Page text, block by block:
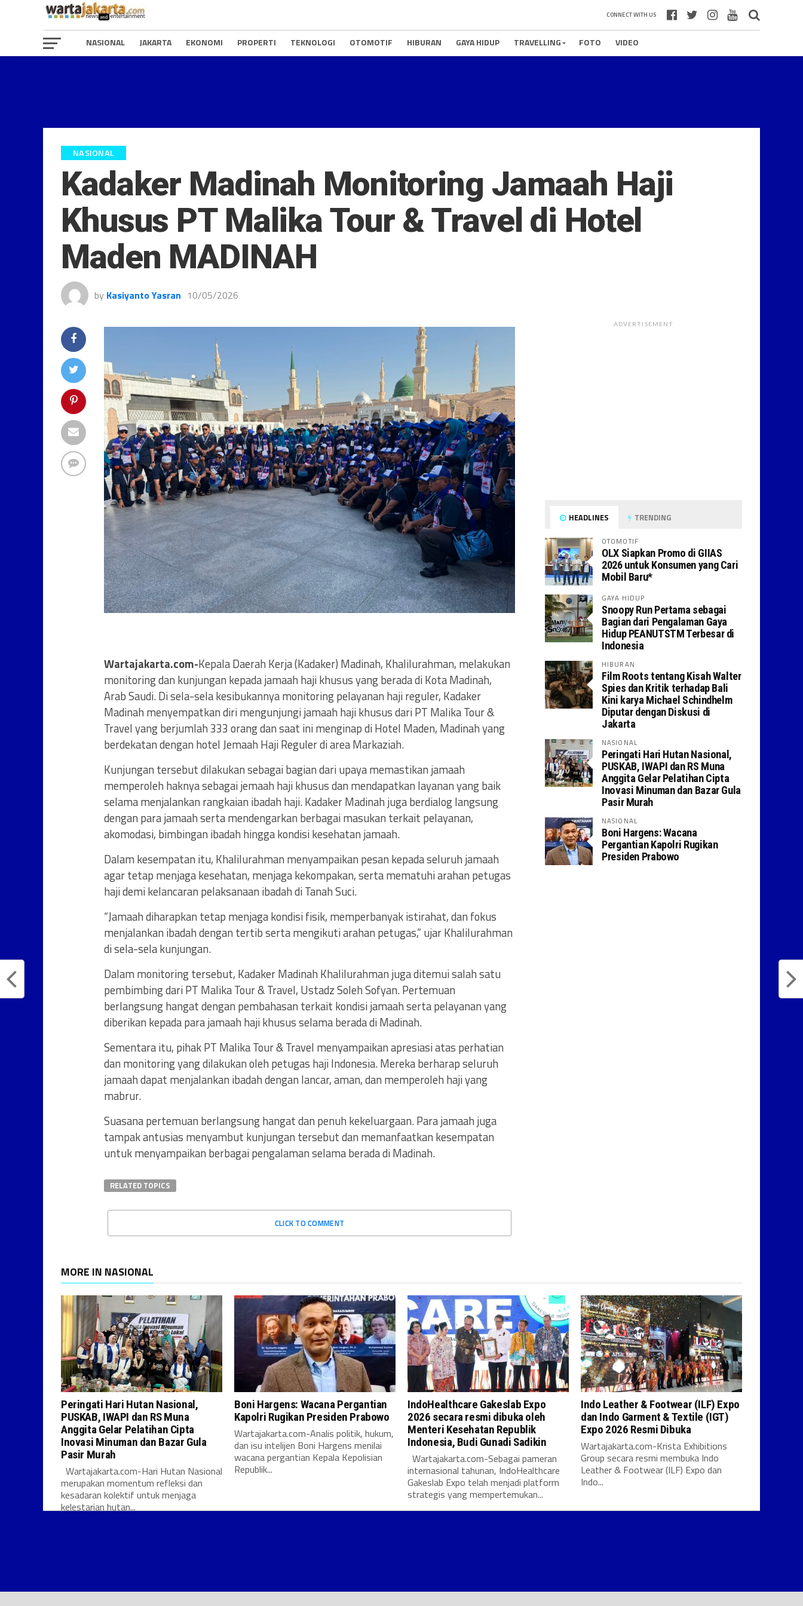
CONNECT WITH US
NASIONAL JAKARTA EKONOMI PROPERTI TEKNOLOGI OTOMOTIF HIBURAN GAYA HIDUP TRAVELLING FOTO VIDEO
NASIONAL
Kadaker Madinah Monitoring Jamaah Haji
Khusus PT Malika Tour & Travel di Hotel
Maden MADINAH
by Kasiyanto Yasran 10/05/2026
Wartajakarta.com-Kepala Daerah Kerja (Kadaker) Madinah, Khalilurahman, melakukan
monitoring dan kunjungan kepada jamaah haji khusus yang berada di Kota Madinah,
Arab Saudi. Di sela-sela kesibukannya monitoring pelayanan haji reguler, Kadaker
Madinah menyempatkan diri mengunjungi jamaah haji khusus dari PT Malika Tour &
Travel yang berjumlah 333 orang dan saat ini menginap di Hotel Maden, Madinah yang
berdekatan dengan hotel Jemaah Haji Reguler di area Markaziah.
Kunjungan tersebut dilakukan sebagai bagian dari upaya memastikan jamaah
memperoleh haknya sebagai jemaah haji khusus dan mendapatkan layanan yang baik
selama menjalankan rangkaian ibadah haji. Kadaker Madinah juga berdialog langsung
dengan para jamaah serta mendengarkan berbagai masukan terkait pelayanan,
akomodasi, bimbingan ibadah hingga kondisi kesehatan jamaah.
Dalam kesempatan itu, Khalilurahman menyampaikan pesan kepada seluruh jamaah
agar tetap menjaga kesehatan, menjaga kekompakan, serta mematuhi arahan petugas
haji demi kelancaran pelaksanaan ibadah di Tanah Suci.
“Jamaah diharapkan tetap menjaga kondisi fisik, memperbanyak istirahat, dan fokus
menjalankan ibadah dengan tertib serta mengikuti arahan petugas,” ujar Khalilurahman
di sela-sela kunjungan.
Dalam monitoring tersebut, Kadaker Madinah Khalilurahman juga ditemui salah satu
pembimbing dari PT Malika Tour & Travel, Ustadz Soleh Sofyan. Pertemuan
berlangsung hangat dengan pembahasan terkait kondisi jamaah serta pelayanan yang
diberikan kepada para jamaah haji khusus selama berada di Madinah.
Sementara itu, pihak PT Malika Tour & Travel menyampaikan apresiasi atas perhatian
dan monitoring yang dilakukan oleh petugas haji Indonesia. Mereka berharap seluruh
jamaah dapat menjalankan ibadah dengan lancar, aman, dan memperoleh haji yang
mabrur.
Suasana pertemuan berlangsung hangat dan penuh kekeluargaan. Para jamaah juga
tampak antusias menyambut kunjungan tersebut dan memanfaatkan kesempatan
untuk menyampaikan berbagai pengalaman selama berada di Madinah.
RELATED TOPICS
CLICK TO COMMENT
ADVERTISEMENT
HEADLINES TRENDING
OTOMOTIF
OLX Siapkan Promo di GIIAS
2026 untuk Konsumen yang Cari
Mobil Baru*
GAYA HIDUP
Snoopy Run Pertama sebagai
Bagian dari Pengalaman Gaya
Hidup PEANUTSTM Terbesar di
Indonesia
HIBURAN
Film Roots tentang Kisah Walter
Spies dan Kritik terhadap Bali
Kini karya Michael Schindhelm
Diputar dengan Diskusi di
Jakarta
NASIONAL
Peringati Hari Hutan Nasional,
PUSKAB, IWAPI dan RS Muna
Anggita Gelar Pelatihan Cipta
Inovasi Minuman dan Bazar Gula
Pasir Murah
NASIONAL
Boni Hargens: Wacana
Pergantian Kapolri Rugikan
Presiden Prabowo
MORE IN NASIONAL
Peringati Hari Hutan Nasional,
PUSKAB, IWAPI dan RS Muna
Anggita Gelar Pelatihan Cipta
Inovasi Minuman dan Bazar Gula
Pasir Murah
Wartajakarta.com-Hari Hutan Nasional
merupakan momentum refleksi dan
kesadaran kolektif untuk menjaga
kelestarian hutan...
Boni Hargens: Wacana Pergantian
Kapolri Rugikan Presiden Prabowo
Wartajakarta.com-Analis politik, hukum,
dan isu intelijen Boni Hargens menilai
wacana pergantian Kepala Kepolisian
Republik...
IndoHealthcare Gakeslab Expo
2026 secara resmi dibuka oleh
Menteri Kesehatan Republik
Indonesia, Budi Gunadi Sadikin
Wartajakarta.com-Sebagai pameran
internasional tahunan, IndoHealthcare
Gakeslab Expo telah menjadi platform
strategis yang mempertemukan...
Indo Leather & Footwear (ILF) Expo
dan Indo Garment & Textile (IGT)
Expo 2026 Resmi Dibuka
Wartajakarta.com-Krista Exhibitions
Group secara resmi membuka Indo
Leather & Footwear (ILF) Expo dan
Indo...